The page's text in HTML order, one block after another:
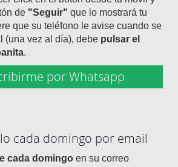
de "Seguir" que lo mostrará tu
que su teléfono le avise cuando se
(una vez al día), debe pulsar el
.
por Whatsapp
cada domingo por email
cada domingo en su correo